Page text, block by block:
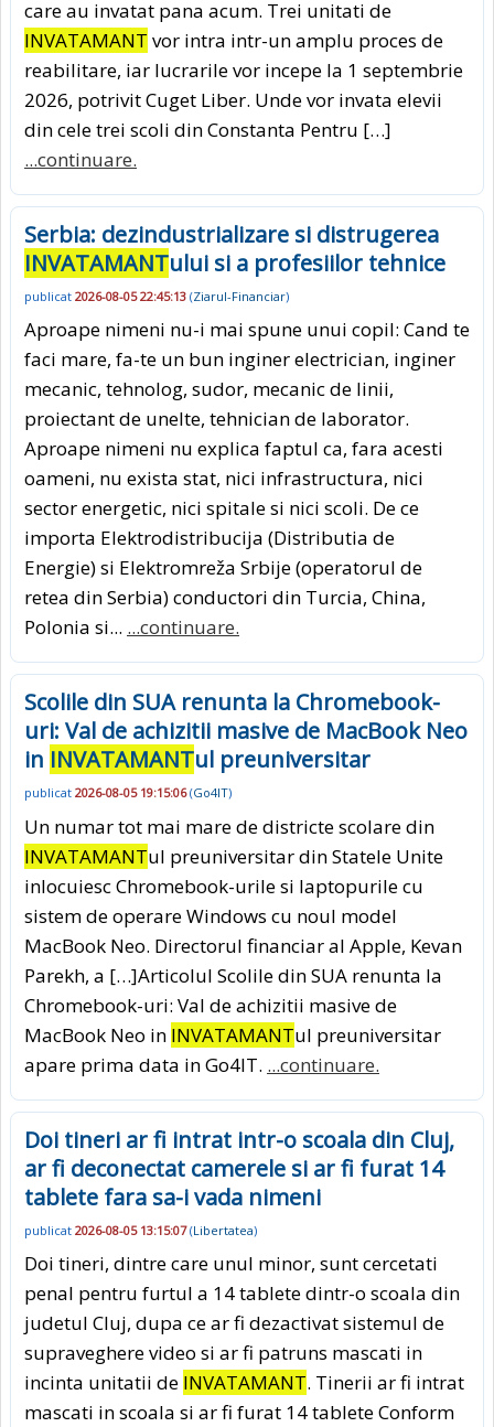
care au invatat pana acum. Trei unitati de
INVATAMANT vor intra intr-un amplu proces de
reabilitare, iar lucrarile vor incepe la 1 septembrie
2026, potrivit Cuget Liber. Unde vor invata elevii
din cele trei scoli din Constanta Pentru […]
...continuare.
Serbia: dezindustrializare si distrugerea
INVATAMANTului si a profesiilor tehnice
publicat 2026-08-05 22:45:13 (Ziarul-Financiar)
Aproape nimeni nu-i mai spune unui copil: Cand te
faci mare, fa-te un bun inginer electrician, inginer
mecanic, tehnolog, sudor, mecanic de linii,
proiectant de unelte, tehnician de laborator.
Aproape nimeni nu explica faptul ca, fara acesti
oameni, nu exista stat, nici infrastructura, nici
sector energetic, nici spitale si nici scoli. De ce
importa Elektrodistri­bucija (Distributia de
Energie) si Elek­tro­mreža Srbije (operatorul de
retea din Serbia) conductori din Turcia, China,
Polonia si... ...continuare.
Scolile din SUA renunta la Chromebook-
uri: Val de achizitii masive de MacBook Neo
in INVATAMANTul preuniversitar
publicat 2026-08-05 19:15:06(Go4IT)
Un numar tot mai mare de districte scolare din
INVATAMANTul preuniversitar din Statele Unite
inlocuiesc Chromebook-urile si laptopurile cu
sistem de operare Windows cu noul model
MacBook Neo. Directorul financiar al Apple, Kevan
Parekh, a […]Articolul Scolile din SUA renunta la
Chromebook-uri: Val de achizitii masive de
MacBook Neo in INVATAMANTul preuniversitar
apare prima data in Go4IT. ...continuare.
Doi tineri ar fi intrat intr-o scoala din Cluj,
ar fi deconectat camerele si ar fi furat 14
tablete fara sa-i vada nimeni
publicat 2026-08-05 13:15:07(Libertatea)
Doi tineri, dintre care unul minor, sunt cercetati
penal pentru furtul a 14 tablete dintr-o scoala din
judetul Cluj, dupa ce ar fi dezactivat sistemul de
supraveghere video si ar fi patruns mascati in
incinta unitatii de INVATAMANT. Tinerii ar fi intrat
mascati in scoala si ar fi furat 14 tablete Conform